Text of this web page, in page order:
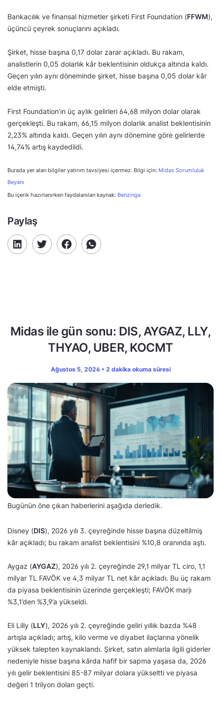
Bankacılık ve finansal hizmetler şirketi First Foundation (FFWM),
üçüncü çeyrek sonuçlarını açıkladı.
Şirket, hisse başına 0,17 dolar zarar açıkladı. Bu rakam,
analistlerin 0,05 dolarlık kâr beklentisinin oldukça altında kaldı.
Geçen yılın aynı döneminde şirket, hisse başına 0,05 dolar kâr
elde etmişti.
First Foundation’ın üç aylık gelirleri 64,68 milyon dolar olarak
gerçekleşti. Bu rakam, 66,15 milyon dolarlık analist beklentisinin
2,23% altında kaldı. Geçen yılın aynı dönemine göre gelirlerde
14,74% artış kaydedildi.
Burada yer alan bilgiler yatırım tavsiyesi içermez. Bilgi için: Midas Sorumluluk
Beyanı
Bu içerik hazırlanırken faydalanılan kaynak: Benzinga
Paylaş
Midas ile gün sonu: DIS, AYGAZ, LLY,
THYAO, UBER, KOCMT
Ağustos 5, 2026 • 2 dakika okuma süresi
Bugünün öne çıkan haberlerini aşağıda derledik.
Disney (DIS), 2026 yılı 3. çeyreğinde hisse başına düzeltilmiş
kâr açıkladı; bu rakam analist beklentisini %10,8 oranında aştı.
Aygaz (AYGAZ), 2026 yılı 2. çeyreğinde 29,1 milyar TL ciro, 1,1
milyar TL FAVÖK ve 4,3 milyar TL net kâr açıkladı. Bu üç rakam
da piyasa beklentisinin üzerinde gerçekleşti; FAVÖK marjı
%3,1’den %3,9’a yükseldi.
Eli Lilly (LLY), 2026 yılı 2. çeyreğinde geliri yıllık bazda %48
artışla açıkladı; artış, kilo verme ve diyabet ilaçlarına yönelik
yüksek talepten kaynaklandı. Şirket, satın alımlarla ilgili giderler
nedeniyle hisse başına kârda hafif bir sapma yaşasa da, 2026
yılı gelir beklentisini 85-87 milyar dolara yükseltti ve piyasa
değeri 1 trilyon doları geçti.